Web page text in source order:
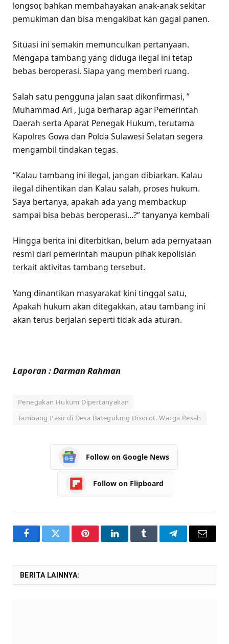
longsor, bahkan membahayakan anak-anak sekitar
pemukiman dan bisa mengakibat kan gagal panen.
Situasi ini semakin memunculkan pertanyaan.
Mengapa tambang yang diduga ilegal ini tetap
bebas beroperasi. Siapa yang memberi ruang.
Salah satu pengguna jalan saat dikonfirmasi, ”
Muhammad Ari , juga berharap agar Pemerintah
Daerah serta Aparat Penegak Hukum, terutama
Kapolres Gowa dan Polda Sulawesi Selatan segera
mengambil tindakan tegas.
“Kalau tambang ini ilegal, jangan dibiarkan. Kalau
ilegal dihentikan dan Kalau salah, proses hukum.
Saya bertanya, apakah ada yang membackup
sampai bisa bebas beroperasi…?” tanyanya kembali
Hingga berita ini diterbitkan, belum ada pernyataan
resmi dari pemerintah maupun pihak kepolisian
terkait aktivitas tambang tersebut.
Yang dinantikan masyarakat kini tinggal satu,
Apakah hukum akan ditegakkan, atau tambang ini
akan terus berjalan seperti tidak ada aturan.
Laporan : Darman Rahman
Penegakan Hukum Dipertanyakan
Tambang Pasir di Desa Bategulung Disorot. Warga Resah
Follow on Google News
Follow on Flipboard
FacebookTwitter PinterestLinkedInTumblr TelegramEmail
BERITA LAINNYA: